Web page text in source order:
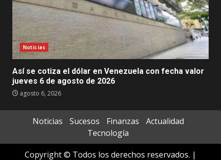
Noticias
Así se cotiza el dólar en Venezuela con fecha valor
jueves 6 de agosto de 2026
agosto 6, 2026
Noticias Sucesos Finanzas
Actualidad
Tecnología
Copyright © Todos los derechos reservados. |